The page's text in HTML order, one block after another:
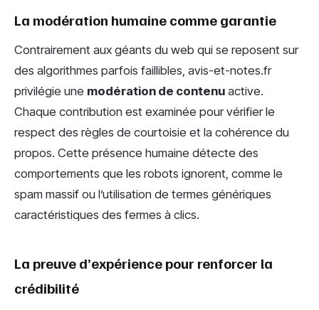
La modération humaine comme garantie
Contrairement aux géants du web qui se reposent sur
des algorithmes parfois faillibles, avis-et-notes.fr
privilégie une modération de contenu active.
Chaque contribution est examinée pour vérifier le
respect des règles de courtoisie et la cohérence du
propos. Cette présence humaine détecte des
comportements que les robots ignorent, comme le
spam massif ou l’utilisation de termes génériques
caractéristiques des fermes à clics.
La preuve d’expérience pour renforcer la
crédibilité